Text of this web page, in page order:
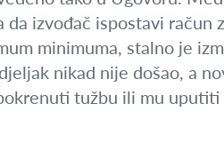
izvođač ispostavi račun
minimuma, stalno je
nikad nije došao, a
tužbu ili mu